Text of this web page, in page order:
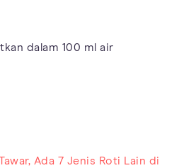
dalam 100 ml air
Ada 7 Jenis Roti Lain di